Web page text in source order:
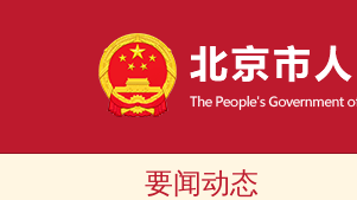
要闻动态